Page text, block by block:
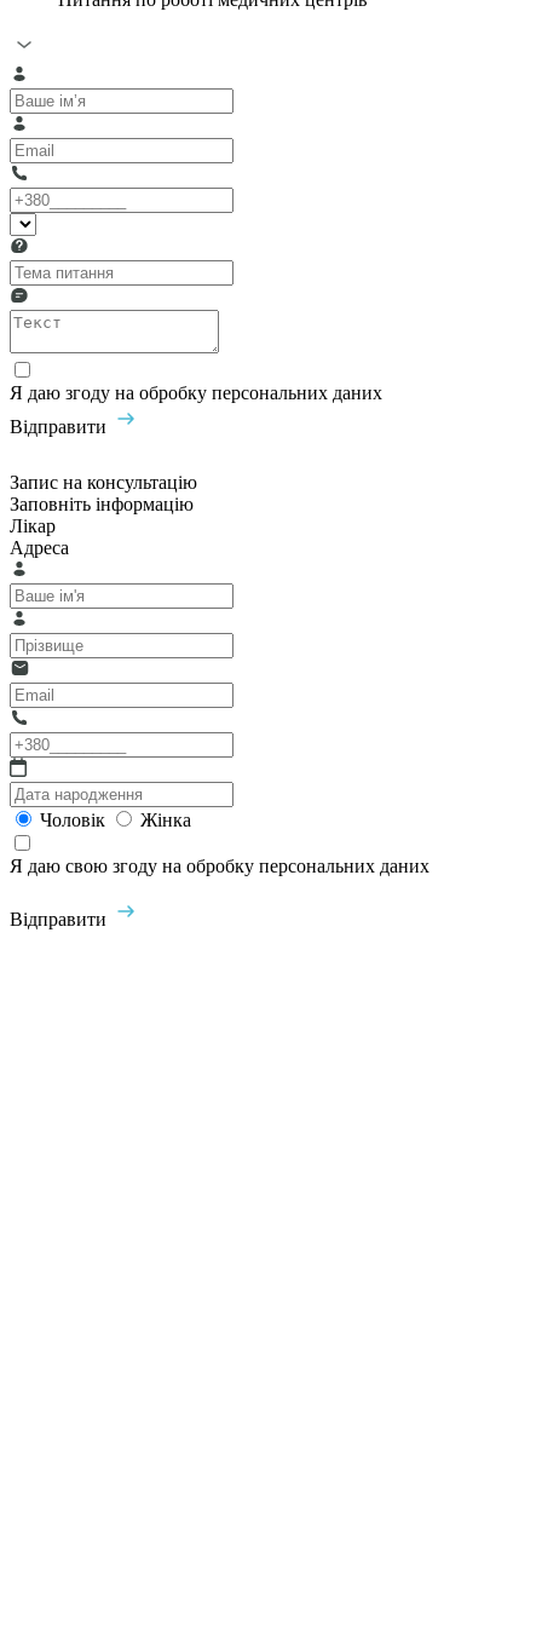
Я даю згоду на обробку персональних даних
Відправити
Запис на консультацію
Заповніть інформацію
Лікар
Адреса
Чоловік Жінка
Я даю свою згоду на обробку персональних даних
Відправити